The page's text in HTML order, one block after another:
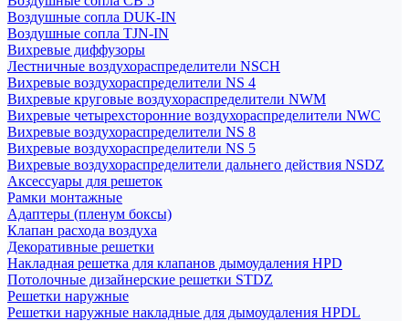
Воздушные сопла DUK-IN
Воздушные сопла TJN-IN
Вихревые диффузоры
Лестничные воздухораспределители NSCH
Вихревые воздухораспределители NS 4
Вихревые круговые воздухораспределители NWM
Вихревые четырехсторонние воздухораспределители NWC
Вихревые воздухораспределители NS 8
Вихревые воздухораспределители NS 5
Вихревые воздухораспределители дальнего действия NSDZ
Аксессуары для решеток
Рамки монтажные
Адаптеры (пленум боксы)
Клапан расхода воздуха
Декоративные решетки
Накладная решетка для клапанов дымоудаления HPD
Потолочные дизайнерские решетки STDZ
Решетки наружные
Решетки наружные накладные для дымоудаления HPDL